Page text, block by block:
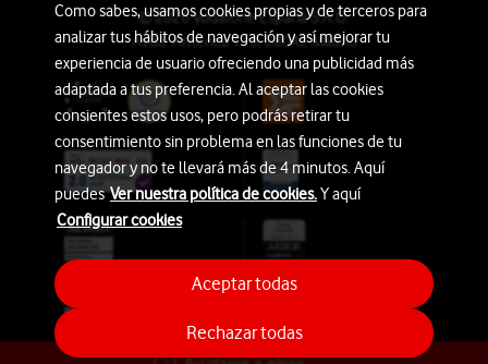
© 2026 Vodafone España S.A.U.
Avda. América 115, 28042 Madrid
Como sabes, usamos cookies propias y de terceros para
analizar tus hábitos de navegación y así mejorar tu
experiencia de usuario ofreciendo una publicidad más
adaptada a tus preferencia. Al aceptar las cookies
consientes estos usos, pero podrás retirar tu
consentimiento sin problema en las funciones de tu
navegador y no te llevará más de 4 minutos. Aquí
puedesVer nuestra política de cookies.Y aquí
Configurar cookies
Rechazar todas
Aceptar todas